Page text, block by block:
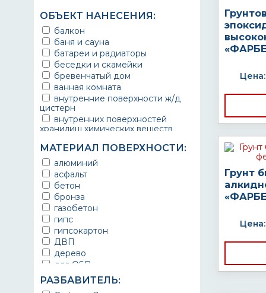
ОБЪЕКТ НАНЕСЕНИЯ:
балкон
баня и сауна
батареи и радиаторы
беседки и скамейки
бревенчатый дом
ванная комната
внутренние поверхности ж/д
цистерн
внутренних поверхностей
хранилищ химических веществ
ворота
выхлопные системы
автомобилей
газопроводы
гараж
гидротехнические сооружения
городской транспорт
грузовые вагоны
двери металлические
детали двигателей
детали машин
для автомобилей
МАТЕРИАЛ ПОВЕРХНОСТИ:
алюминий
асфальт
бетон
бронза
газобетон
гипс
гипсокартон
ДВП
дерево
для OSB
для бетона
для гипса
РАЗБАВИТЕЛЬ:
Цена:
Грунт
Цена: